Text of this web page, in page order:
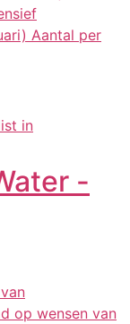
Aantal per
-
op wensen van